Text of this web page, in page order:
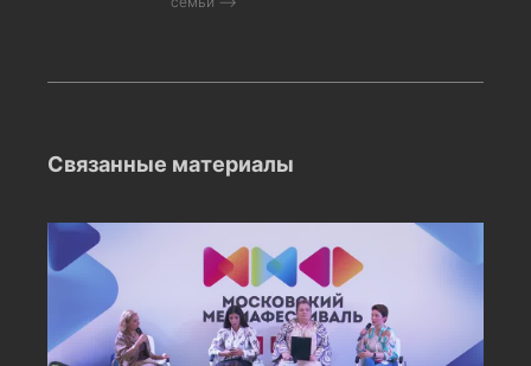
Связанные материалы